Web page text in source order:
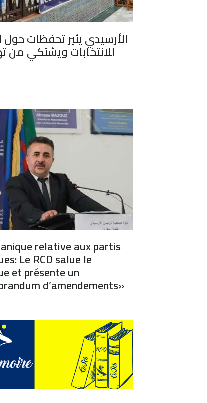
enfants de philosophie et de français ?
الأرسيدي يثير تحفظات حول
للانتخابات ويشتكي من
relative aux partis
Le RCD salue le
et présente un
d’amendements»